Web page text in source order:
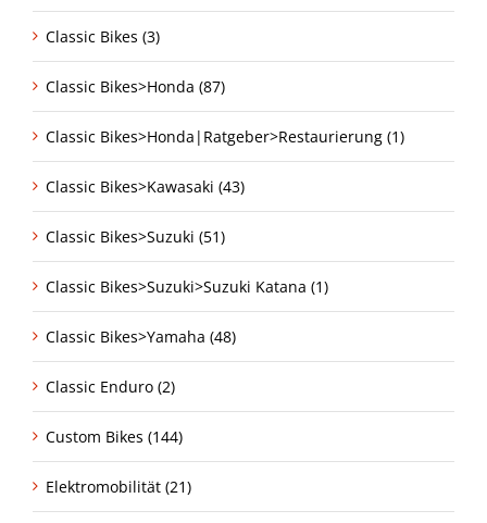
Classic Bikes (3)
Classic Bikes>Honda (87)
Classic Bikes>Honda|Ratgeber>Restaurierung (1)
Classic Bikes>Kawasaki (43)
Classic Bikes>Suzuki (51)
Classic Bikes>Suzuki>Suzuki Katana (1)
Classic Bikes>Yamaha (48)
Classic Enduro (2)
Custom Bikes (144)
Elektromobilität (21)